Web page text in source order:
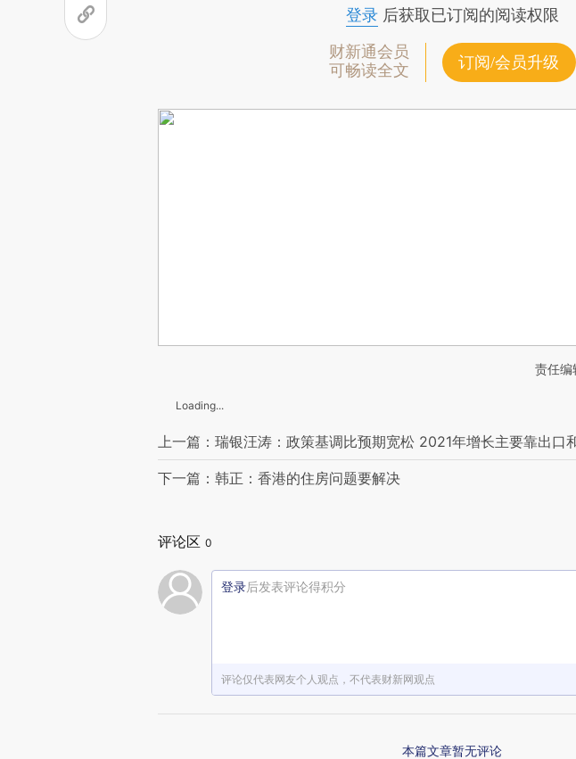
登录后获取已订阅的阅读权限
财新通会员
可畅读全文
订阅/会员升级
责任编
Loading...
上一篇：瑞银汪涛：政策基调比预期宽松 2021年增长主要靠出口
下一篇：韩正：香港的住房问题要解决
评论区 0
登录后发表评论得积分
评论仅代表网友个人观点，不代表财新网观点
本篇文章暂无评论